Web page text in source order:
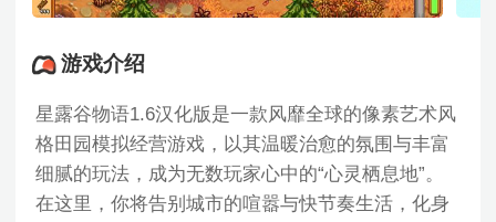
游戏介绍
星露谷物语1.6汉化版是一款风靡全球的像素艺术风
格田园模拟经营游戏，以其温暖治愈的氛围与丰富
细腻的玩法，成为无数玩家心中的“心灵栖息地”。
在这里，你将告别城市的喧嚣与快节奏生活，化身